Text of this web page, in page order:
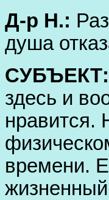
Д-р Н.:
душа
СУБЪЕКТ:
здесь и
нравится.
времени.